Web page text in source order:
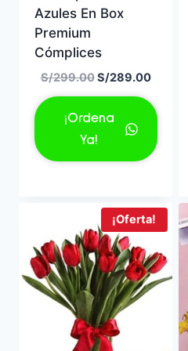
Azules En Box
Premium
Cómplices
S/299.00El
precio
original
S/299.00.
S/289.00El
actual
S/
¡Ordena
Ya!
¡Oferta!